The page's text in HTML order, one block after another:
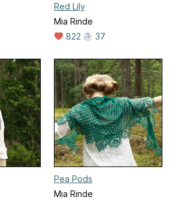
Red Lily
Mia Rinde
822
37
Pea Pods
Mia Rinde